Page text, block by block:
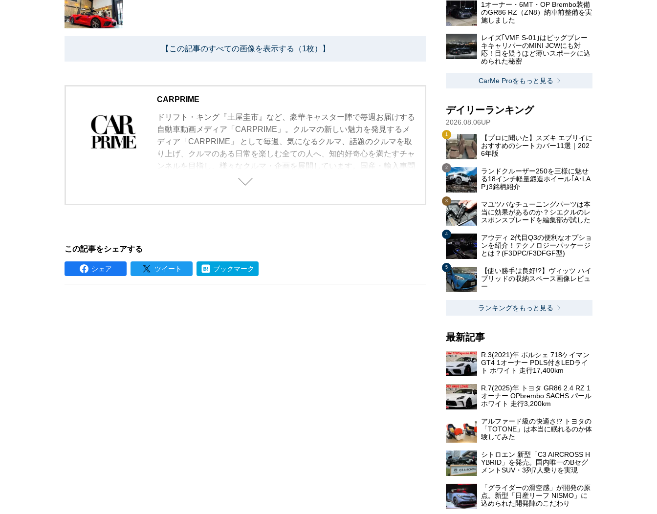
【この記事のすべての画像を表示する（1枚）】
CARPRIME
ドリフト・キング『土屋圭市』など、豪華キャスター陣で毎週お届けする
自動車動画メディア「CARPRIME」。クルマの新しい魅力を発見するメ
ディア「CARPRIME」 として毎週、気になるクルマ、話題のクルマを取
り上げ、クルマのある日常を楽しむ全ての人へ、知的好奇心を満たすチャ
ンネルを目指し、様々なクルマ・企画を展開しています。国産・輸入車問
わず長編の徹底的な解説・レビューをしていきますので、ぜひチャンネル
この記事をシェアする
シェア ツイート ブックマーク
1オーナー・6MT・OP Brembo装備
のGR86 RZ（ZN8）納車前整備を実
施しました
レイズ｢VMF S-01｣はビッグブレー
キキャリパーのMINI JCWにも対
応！目を疑うほど薄いスポークに込
められた秘密
CarMe Proをもっと見る
デイリーランキング
2026.08.06UP
【プロに聞いた】スズキ エブリイに
おすすめのシートカバー11選｜202
6年版
ランドクルーザー250を三様に魅せ
る18インチ軽量鍛造ホイール｢A･LA
P｣3銘柄紹介
マユツバなチューニングパーツは本
当に効果があるのか？シエクルのレ
スポンスブレードを編集部が試した
アウディ 2代目Q3の便利なオプショ
ンを紹介！テクノロジーパッケージ
とは？(F3DPC/F3DFGF型)
【使い勝手は良好!?】ヴィッツ ハイ
ブリッドの収納スペース画像レビュ
ー
ランキングをもっと見る
最新記事
R.3(2021)年 ポルシェ 718ケイマン
GT4 1オーナー PDLS付きLEDライ
ト ホワイト 走行17,400km
R.7(2025)年 トヨタ GR86 2.4 RZ 1
オーナー OPbrembo SACHS パール
ホワイト 走行3,200km
アルファード級の快適さ!? トヨタの
「TOTONE」は本当に眠れるのか体
験してみた
シトロエン 新型「C3 AIRCROSS H
YBRID」を発売。国内唯一のBセグ
メントSUV・3列7人乗りを実現
「グライダーの滑空感」が開発の原
点。新型「日産リーフ NISMO」に
込められた開発陣のこだわり